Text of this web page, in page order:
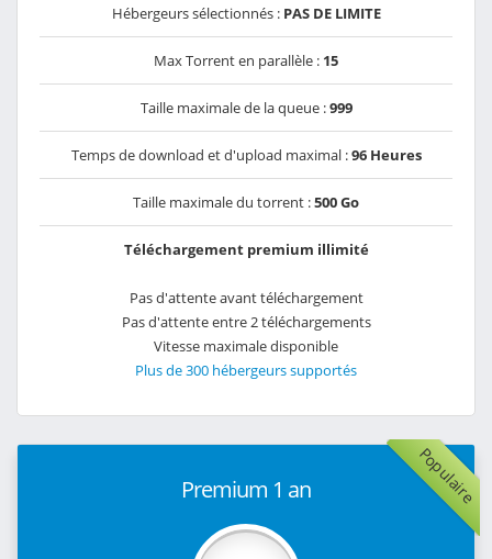
Hébergeurs sélectionnés : PAS DE LIMITE
Max Torrent en parallèle : 15
Taille maximale de la queue :999
Temps de download et d'upload maximal :96 Heures
Taille maximale du torrent :500 Go
Téléchargement premium illimité
Pas d'attente avant téléchargement
Pas d'attente entre 2 téléchargements
Vitesse maximale disponible
Plus de 300 hébergeurs supportés
Populaire
Premium 1 an